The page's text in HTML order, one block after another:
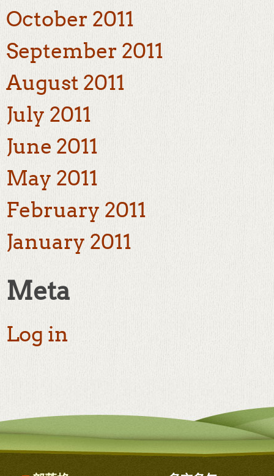
October 2011
September 2011
August 2011
July 2011
June 2011
May 2011
February 2011
January 2011
Meta
Log in